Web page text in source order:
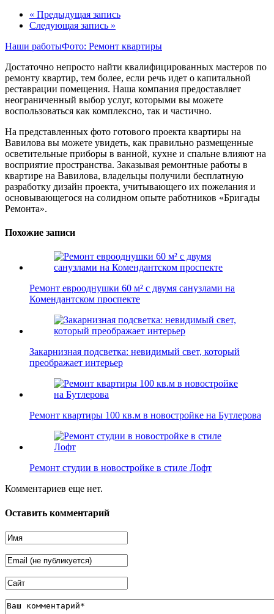
« Предыдущая запись
Следующая запись »
Наши работыФото: Ремонт квартиры
Достаточно непросто найти квалифицированных мастеров по
ремонту квартир, тем более, если речь идет о капитальной
реставрации помещения. Наша компания предоставляет
неограниченный выбор услуг, которыми вы можете
воспользоваться как комплексно, так и частично.
На представленных фото готового проекта квартиры на
Вавилова вы можете увидеть, как правильно размещенные
осветительные приборы в ванной, кухне и спальне влияют на
восприятие пространства. Заказывая ремонтные работы в
квартире на Вавилова, владельцы получили бесплатную
разработку дизайн проекта, учитывающего их пожелания и
основывающегося на солидном опыте работников «Бригады
Ремонта».
Похожие записи
Ремонт еврооднушки 60 м² с двумя санузлами на
Комендантском проспекте
Закарнизная подсветка: невидимый свет, который
преображает интерьер
Ремонт квартиры 100 кв.м в новостройке на Бутлерова
Ремонт студии в новостройке в стиле Лофт
Комментариев еще нет.
Оставить комментарий